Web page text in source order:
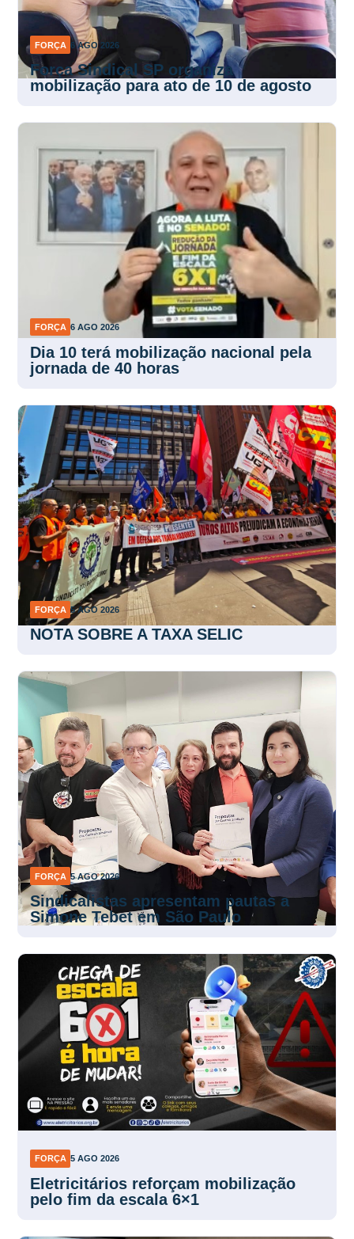
FORÇA 6 AGO 2026
Força Sindical SP organiza
mobilização para ato de 10 de agosto
FORÇA 6 AGO 2026
Dia 10 terá mobilização nacional pela
jornada de 40 horas
FORÇA 5 AGO 2026
NOTA SOBRE A TAXA SELIC
FORÇA 5 AGO 2026
Sindicalistas apresentam pautas a
Simone Tebet em São Paulo
FORÇA 5 AGO 2026
Eletricitários reforçam mobilização
pelo fim da escala 6×1